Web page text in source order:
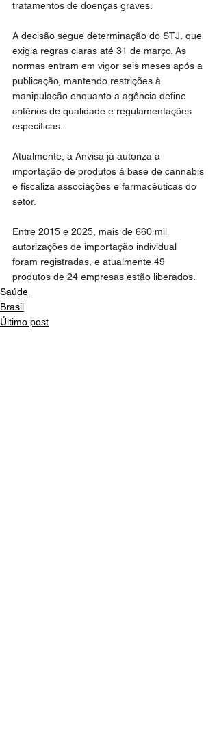
tratamentos de doenças graves.
A decisão segue determinação do STJ, que
exigia regras claras até 31 de março. As
normas entram em vigor seis meses após a
publicação, mantendo restrições à
manipulação enquanto a agência define
critérios de qualidade e regulamentações
específicas.
Atualmente, a Anvisa já autoriza a
importação de produtos à base de cannabis
e fiscaliza associações e farmacêuticas do
setor.
Entre 2015 e 2025, mais de 660 mil
autorizações de importação individual
foram registradas, e atualmente 49
produtos de 24 empresas estão liberados.
Saúde
Brasil
Último post